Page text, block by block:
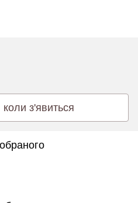
з'явиться